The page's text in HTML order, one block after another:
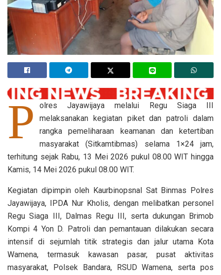
P
olres Jayawijaya melalui Regu Siaga III
melaksanakan kegiatan piket dan patroli dalam
rangka pemeliharaan keamanan dan ketertiban
masyarakat (Sitkamtibmas) selama 1×24 jam,
terhitung sejak Rabu, 13 Mei 2026 pukul 08.00 WIT hingga
Kamis, 14 Mei 2026 pukul 08.00 WIT.
Kegiatan dipimpin oleh Kaurbinopsnal Sat Binmas Polres
Jayawijaya, IPDA Nur Kholis, dengan melibatkan personel
Regu Siaga III, Dalmas Regu III, serta dukungan Brimob
Kompi 4 Yon D. Patroli dan pemantauan dilakukan secara
intensif di sejumlah titik strategis dan jalur utama Kota
Wamena, termasuk kawasan pasar, pusat aktivitas
masyarakat, Polsek Bandara, RSUD Wamena, serta pos